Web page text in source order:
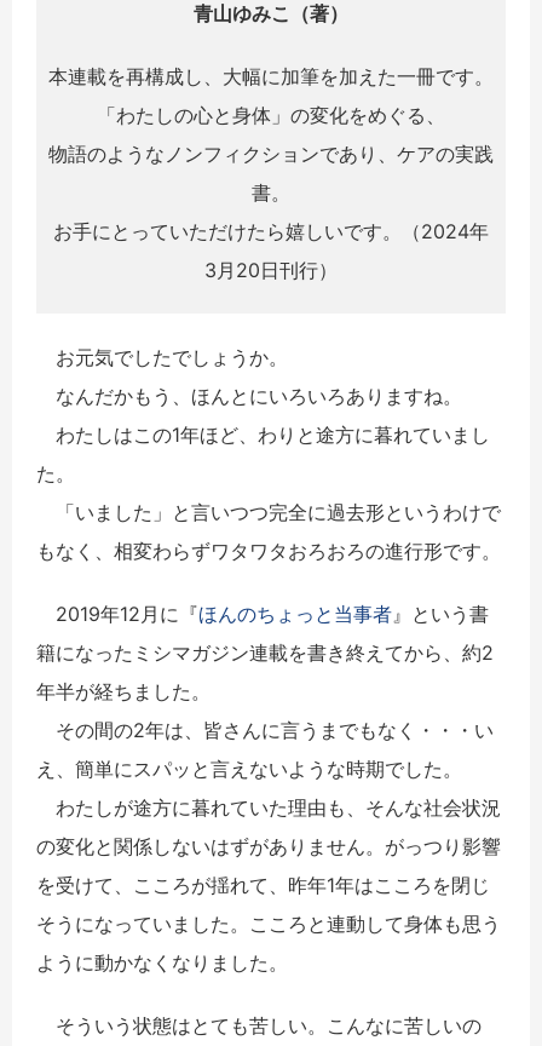
青山ゆみこ（著）
本連載を再構成し、大幅に加筆を加えた一冊です。
「わたしの心と身体」の変化をめぐる、
物語のようなノンフィクションであり、ケアの実践
書。
お手にとっていただけたら嬉しいです。（2024年
3月20日刊行）
お元気でしたでしょうか。
なんだかもう、ほんとにいろいろありますね。
わたしはこの1年ほど、わりと途方に暮れていまし
た。
「いました」と言いつつ完全に過去形というわけで
もなく、相変わらずワタワタおろおろの進行形です。
2019年12月に『ほんのちょっと当事者』という書
籍になったミシマガジン連載を書き終えてから、約2
年半が経ちました。
その間の2年は、皆さんに言うまでもなく・・・い
え、簡単にスパッと言えないような時期でした。
わたしが途方に暮れていた理由も、そんな社会状況
の変化と関係しないはずがありません。がっつり影響
を受けて、こころが揺れて、昨年1年はこころを閉じ
そうになっていました。こころと連動して身体も思う
ように動かなくなりました。
そういう状態はとても苦しい。こんなに苦しいの